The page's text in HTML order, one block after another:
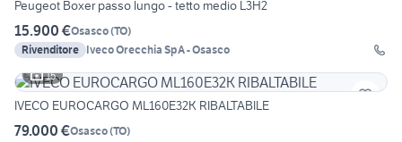
Peugeot Boxer passo lungo - tetto medio L3H2
15.900 €Osasco(TO)
Rivenditore Iveco Orecchia SpA - Osasco
15
IVECO EUROCARGO ML160E32K RIBALTABILE
79.000 €Osasco(TO)